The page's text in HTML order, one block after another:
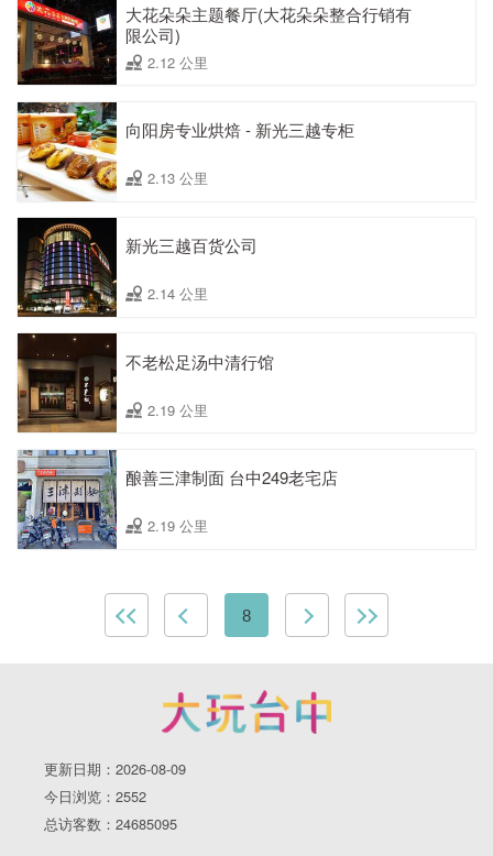
大花朵朵主题餐厅(大花朵朵整合行销有
限公司)
2.12 公里
向阳房专业烘焙 - 新光三越专柜
2.13 公里
新光三越百货公司
2.14 公里
不老松足汤中清行馆
2.19 公里
酿善三津制面 台中249老宅店
2.19 公里
8
更新日期：2026-08-09
今日浏览：2552
总访客数：24685095